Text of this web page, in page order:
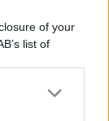
of your
list of
third parties